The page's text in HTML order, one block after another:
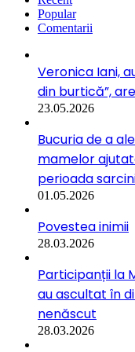
Popular
Comentarii
Veronica Iani,
din burtică”,
23.05.2026
Bucuria de a
mamelor
perioada
01.05.2026
Povestea inimii
28.03.2026
Participanții la
au ascultat în
nenăscut
28.03.2026